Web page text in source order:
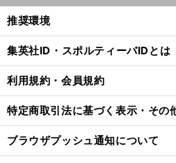
推奨環境
集英社ID・スポルティーバIDとは
利用規約・会員規約
特定商取引法に基づく表示・その
ブラウザプッシュ通知について